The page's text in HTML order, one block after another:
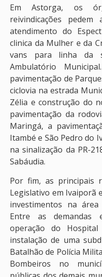
Em Astorga, os
reivindicações
atendimento do
clinica da Mulher e da
vans para linha da
Ambulatório
pavimentação de
ciclovia na estrada
Zélia e construção do
pavimentação da
Maringá, a
Itambé e São Pedro do
na sinalização da PR-
Sabáudia.
Por fim, as principais
Legislativo em Ivaiporã
investimentos na
Entre as demandas
operação do
instalação de uma
Batalhão de Polícia
Bombeiros no